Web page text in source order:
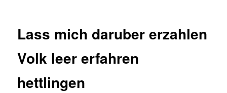
Lass mich daruber erzahlen
Volk leer erfahren
hettlingen